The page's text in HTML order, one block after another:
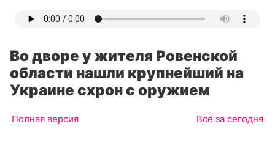
Во дворе у жителя Ровенской
области нашли крупнейший на
Украине схрон с оружием
Полная версия Всё за сегодня